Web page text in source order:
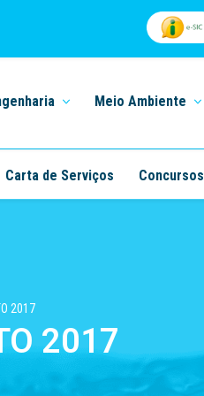
Meio Ambiente
Carta de Serviços Concursos
2017
2017